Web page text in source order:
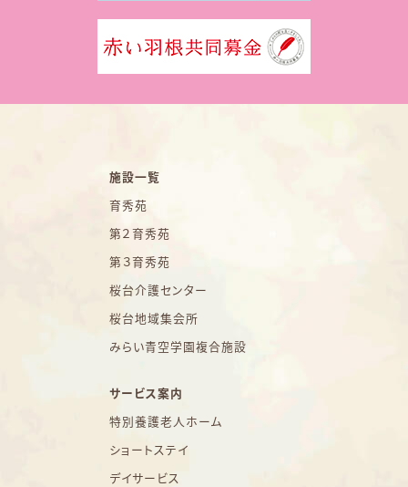
施設一覧
育秀苑
第２育秀苑
第３育秀苑
桜台介護センター
桜台地域集会所
みらい青空学園複合施設
サービス案内
特別養護老人ホーム
ショートステイ
デイサービス